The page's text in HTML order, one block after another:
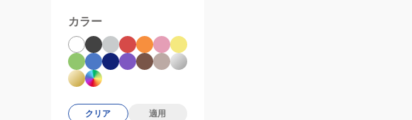
カラー
クリア 適用